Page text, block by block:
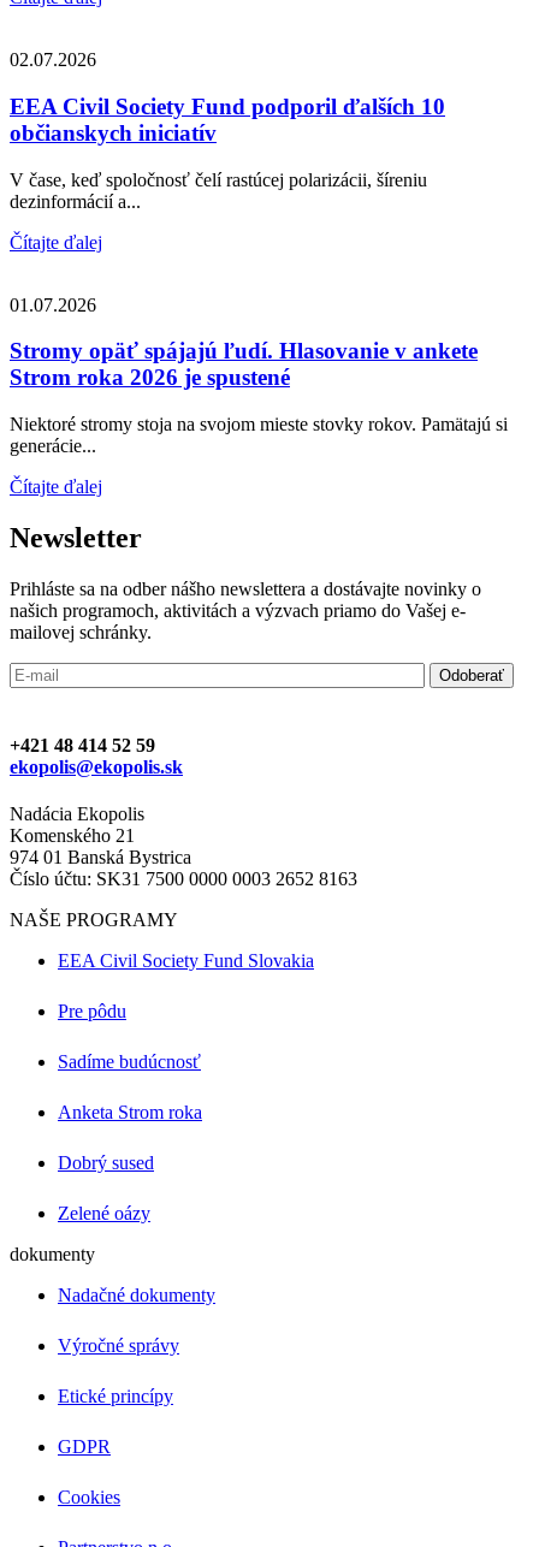
02.07.2026
EEA Civil Society Fund podporil ďalších 10
občianskych iniciatív
V čase, keď spoločnosť čelí rastúcej polarizácii, šíreniu
dezinformácií a...
Čítajte ďalej
01.07.2026
Stromy opäť spájajú ľudí. Hlasovanie v ankete
Strom roka 2026 je spustené
Niektoré stromy stoja na svojom mieste stovky rokov. Pamätajú si
generácie...
Čítajte ďalej
Newsletter
Prihláste sa na odber nášho newslettera a dostávajte novinky o
našich programoch, aktivitách a výzvach priamo do Vašej e-
mailovej schránky.
+421 48 414 52 59
ekopolis@ekopolis.sk
Nadácia Ekopolis
Komenského 21
974 01 Banská Bystrica
Číslo účtu: SK31 7500 0000 0003 2652 8163
NAŠE PROGRAMY
EEA Civil Society Fund Slovakia
Pre pôdu
Sadíme budúcnosť
Anketa Strom roka
Dobrý sused
Zelené oázy
dokumenty
Nadačné dokumenty
Výročné správy
Etické princípy
GDPR
Cookies